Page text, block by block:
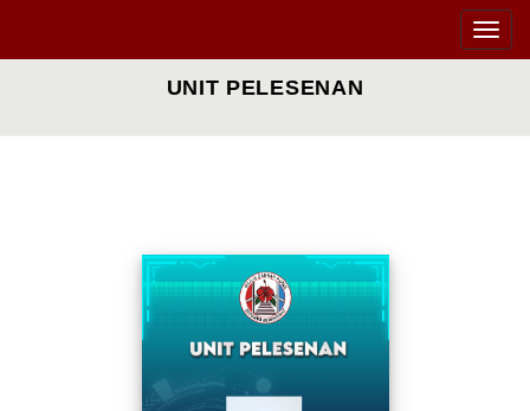
Toggle
UNIT PELESENAN